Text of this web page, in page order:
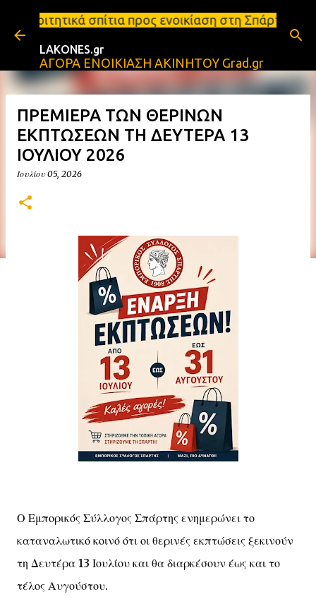
Μετάβαση στο κύριο περιεχόμενο
προς ενοικίαση στη Σπάρτη Ενοικιάσεις
LAKONES.gr
ΑΓΟΡΑ ΕΝΟΙΚΙΑΣΗ ΑΚΙΝΗΤΟΥ Grad.gr
ΠΡΕΜΙΕΡΑ ΤΩΝ ΘΕΡΙΝΩΝ
ΕΚΠΤΩΣΕΩΝ ΤΗ ΔΕΥΤΕΡΑ 13
ΙΟΥΛΙΟΥ 2026
Ιουλίου 05, 2026
Ο Εμπορικός Σύλλογος Σπάρτης ενημερώνει το
καταναλωτικό κοινό ότι οι θερινές εκπτώσεις ξεκινούν
τη Δευτέρα 13 Ιουλίου και θα διαρκέσουν έως και το
τέλος Αυγούστου.